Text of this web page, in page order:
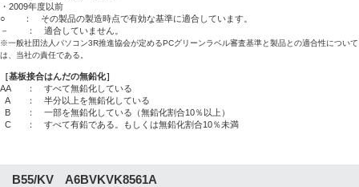
・2009年度以前
○ ： その製品の製造時点で有効な基準に適合しています。
－ ： 適合していません。
※一般社団法人パソコン3R推進協会が定めるPCグリーンラベル審査基準と製品との適合性について
は、当社の責任である。
［基板接合はんだの無鉛化］
AA
： すべて無鉛化している
A
： 半分以上を無鉛化している
B
： 一部を無鉛化している（無鉛化割合10％以上）
C
： すべて有鉛である。もしくは無鉛化割合10％未満
B55/KV A6BVKVK8561A